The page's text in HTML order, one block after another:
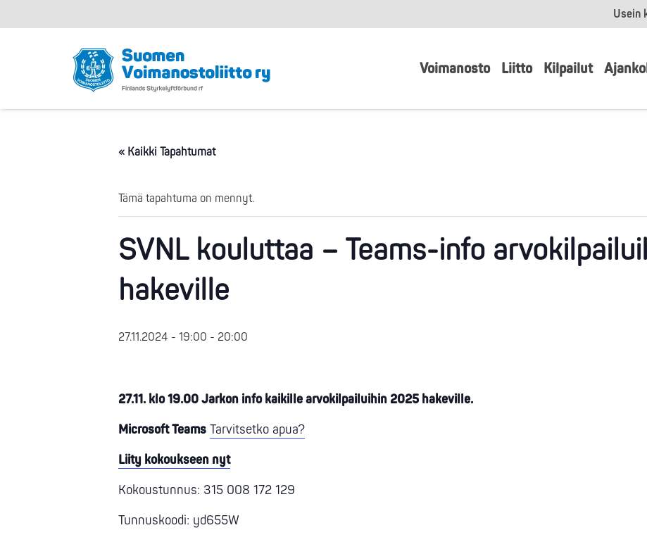
Usein
Voimanosto Liitto Kilpailut
« Kaikki Tapahtumat
Tämä tapahtuma on mennyt.
SVNL kouluttaa – Teams-info
hakeville
27.11.2024 - 19:00 - 20:00
27.11. klo 19.00 Jarkon info kaikille arvokilpailuihin 2025 hakeville.
Microsoft Teams Tarvitsetko apua?
Liity kokoukseen nyt
Kokoustunnus: 315 008 172 129
Tunnuskoodi: yd655W